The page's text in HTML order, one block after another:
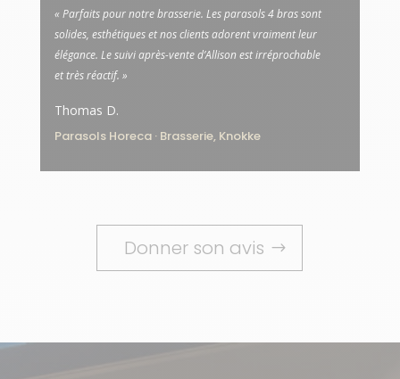
« Parfaits pour notre brasserie. Les parasols 4 bras sont
solides, esthétiques et nos clients adorent vraiment leur
élégance. Le suivi après-vente d’Allison est irréprochable
et très réactif. »
Thomas D.
Parasols Horeca · Brasserie, Knokke
Donner son avis